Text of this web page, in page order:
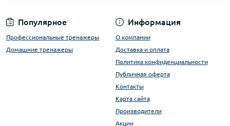
Популярное
Профессиональные тренажеры
Домашние тренажеры
Информация
О компании
Доставка и оплата
Политика конфиденциальности
Публичная оферта
Контакты
Карта сайта
Производители
Акции